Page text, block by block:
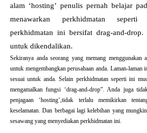
alam ‘hosting’ penulis pernah belajar
menawarkan perkhidmatan
perkhidmatan ini bersifat drag-and-drop.
untuk dikendalikan.
Sekiranya anda seorang yang memang menggunakan
untuk mengembangkan perusahaan anda. Laman-laman
sesuai untuk anda. Selain perkhidmatan seperti ini
mengamalkan fungsi ‘drag-and-drop”. Anda juga
penjagaan ‘hosting’,tidak terlalu memikirkan
keselamatan. Dan berbagai lagi kelebihan yang
sesawang yang menyediakan perkhidmatan ini.